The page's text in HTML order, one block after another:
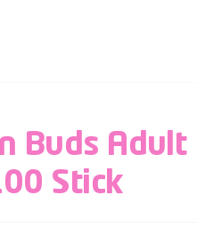
Buds Adult
Stick